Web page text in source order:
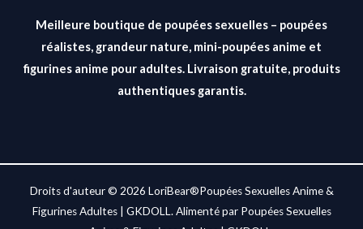
Meilleure boutique de poupées sexuelles – poupées
réalistes, grandeur nature, mini-poupées anime et
figurines anime pour adultes. Livraison gratuite, produits
authentiques garantis.
Droits d'auteur © 2026 LoriBear®Poupées Sexuelles Anime &
Figurines Adultes | GKDOLL. Alimenté par Poupées Sexuelles